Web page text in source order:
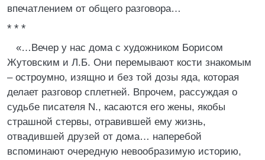
впечатлением от общего разговора…
* * *
«…Вечер у нас дома с художником Борисом
Жутовским и Л.Б. Они перемывают кости знакомым
– остроумно, изящно и без той дозы яда, которая
делает разговор сплетней. Впрочем, рассуждая о
судьбе писателя N., касаются его жены, якобы
страшной стервы, отравившей ему жизнь,
отвадившей друзей от дома… наперебой
вспоминают очередную невообразимую историю,